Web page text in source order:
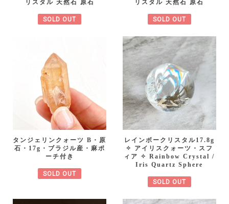
リスタル 天然石 原石
SOLD OUT
リスタル 天然石 原石
SOLD OUT
タンジェリンクォーツ B・原
石・17g・ブラジル産・麻ポ
ーチ付き
SOLD OUT
レインボークリスタル17.8g
✧ アイリスクォーツ・スフ
ィア ✧ Rainbow Crystal /
Iris Quartz Sphere
SOLD OUT